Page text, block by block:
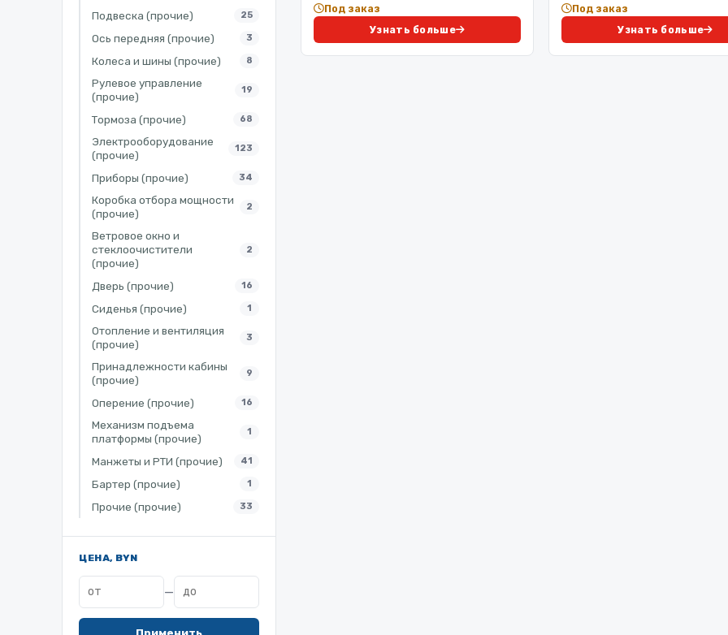
Подвеска (прочие) 25
Ось передняя (прочие) 3
Колеса и шины (прочие) 8
Рулевое управление
(прочие)
19
Тормоза (прочие) 68
Электрооборудование
(прочие)
123
Приборы (прочие) 34
Коробка отбора мощности
(прочие)
2
Ветровое окно и
стеклоочистители
(прочие)
2
Дверь (прочие) 16
Сиденья (прочие) 1
Отопление и вентиляция
(прочие)
3
Принадлежности кабины
(прочие)
9
Оперение (прочие) 16
Механизм подъема
платформы (прочие)
1
Манжеты и РТИ (прочие) 41
Бартер (прочие) 1
Прочие (прочие) 33
ЦЕНА, BYN
—
Под заказ
Узнать больше
Под заказ
Узнать больше